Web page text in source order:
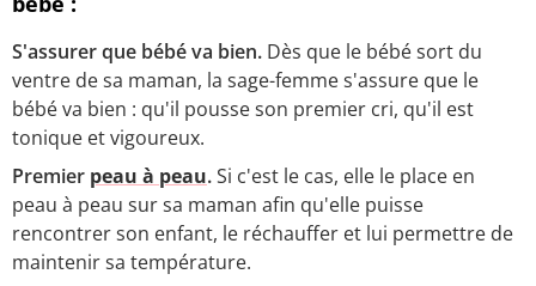
S'assurer que bébé va bien. Dès que le bébé sort du
ventre de sa maman, la sage-femme s'assure que le
bébé va bien : qu'il pousse son premier cri, qu'il est
tonique et vigoureux.
Premier peau à peau.Si c'est le cas, elle le place en
peau à peau sur sa maman afin qu'elle puisse
rencontrer son enfant, le réchauffer et lui permettre de
maintenir sa température.